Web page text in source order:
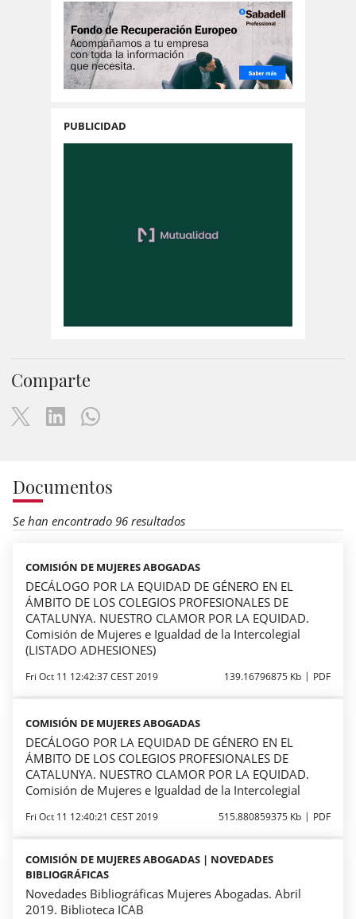
PUBLICIDAD
Comparte
Documentos
Se han encontrado 96 resultados
COMISIÓN DE MUJERES ABOGADAS
DECÁLOGO POR LA EQUIDAD DE GÉNERO EN EL
ÁMBITO DE LOS COLEGIOS PROFESIONALES DE
CATALUNYA. NUESTRO CLAMOR POR LA EQUIDAD.
Comisión de Mujeres e Igualdad de la Intercolegial
(LISTADO ADHESIONES)
Fri Oct 11 12:42:37 CEST 2019 139.16796875 Kb PDF
COMISIÓN DE MUJERES ABOGADAS
DECÁLOGO POR LA EQUIDAD DE GÉNERO EN EL
ÁMBITO DE LOS COLEGIOS PROFESIONALES DE
CATALUNYA. NUESTRO CLAMOR POR LA EQUIDAD.
Comisión de Mujeres e Igualdad de la Intercolegial
Fri Oct 11 12:40:21 CEST 2019 515.880859375 Kb PDF
COMISIÓN DE MUJERES ABOGADAS | NOVEDADES
BIBLIOGRÁFICAS
Novedades Bibliográficas Mujeres Abogadas. Abril
2019. Biblioteca ICAB